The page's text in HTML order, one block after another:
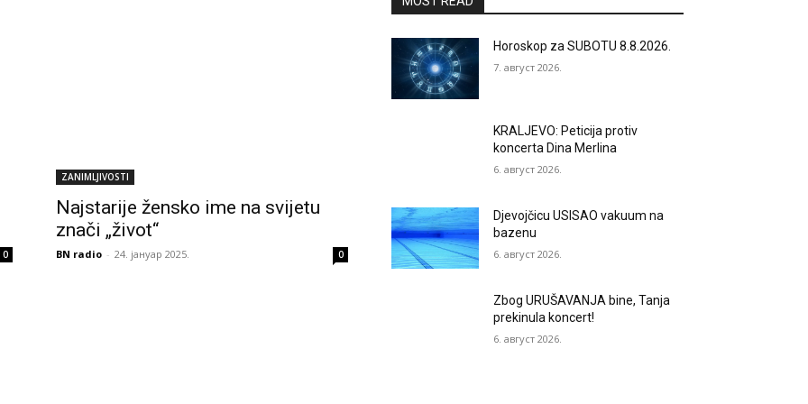
0
ZANIMLJIVOSTI
Najstarije žensko ime na svijetu
znači „život“
BN radio - 24. јануар 2025. 0
Horoskop za SUBOTU 8.8.2026.
7. август 2026.
KRALJEVO: Peticija protiv
koncerta Dina Merlina
6. август 2026.
Djevojčicu USISAO vakuum na
bazenu
6. август 2026.
Zbog URUŠAVANJA bine, Tanja
prekinula koncert!
6. август 2026.